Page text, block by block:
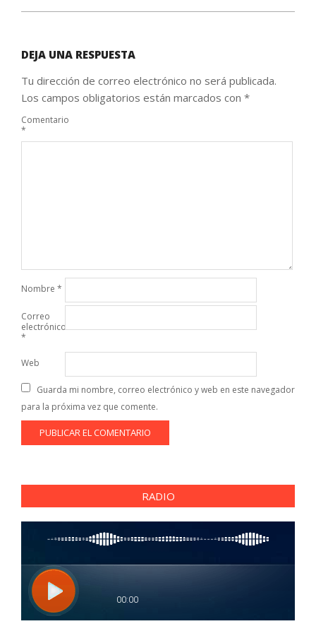
DEJA UNA RESPUESTA
Tu dirección de correo electrónico no será publicada.
Los campos obligatorios están marcados con *
Comentario
*
Nombre *
Correo
electrónico
*
Web
Guarda mi nombre, correo electrónico y web en este navegador
para la próxima vez que comente.
RADIO